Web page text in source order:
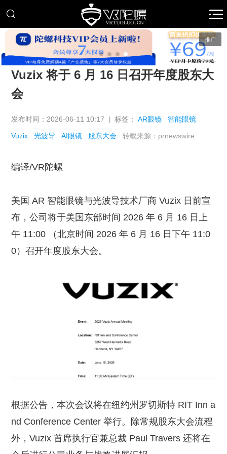
推广
Vuzix 将于 6 月 16 日召开年度股东大
会
发布时间：2026-06-11 10:17 | 标签：AR眼镜 智能眼镜
Vuzix 光波导 AI眼镜 股东大会 转载来源：prnewswire
编译/VR陀螺
美国 AR 智能眼镜与光波导技术厂商 Vuzix 日前宣
布，公司将于美国东部时间 2026 年 6 月 16 日上
午 11:00 （北京时间 2026 年 6 月 16 日下午 11:0
0）召开年度股东大会。
根据公告，本次会议将在纽约州罗切斯特 RIT Inn a
nd Conference Center 举行。除常规股东大会流程
外，Vuzix 首席执行官兼总裁 Paul Travers 还将在